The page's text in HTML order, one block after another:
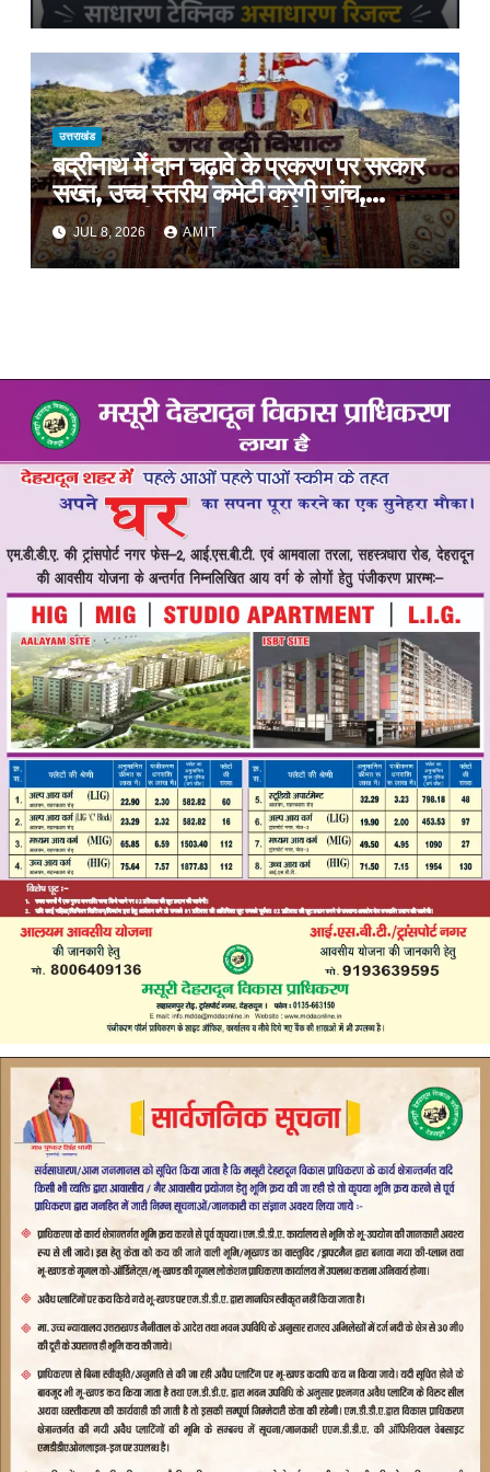
प्रशिक्षण, प्रीतम भरतवाण ने भी मुहिम को दिया
समर्थन
उत्तराखंड
बद्रीनाथ में दान चढ़ावे के प्रकरण पर सरकार
सख्त, उच्च स्तरीय कमेटी करेगी जांच,
अनुशासनहीनता पर एक कार्मिक निलंबित
JUL 8, 2026 AMIT